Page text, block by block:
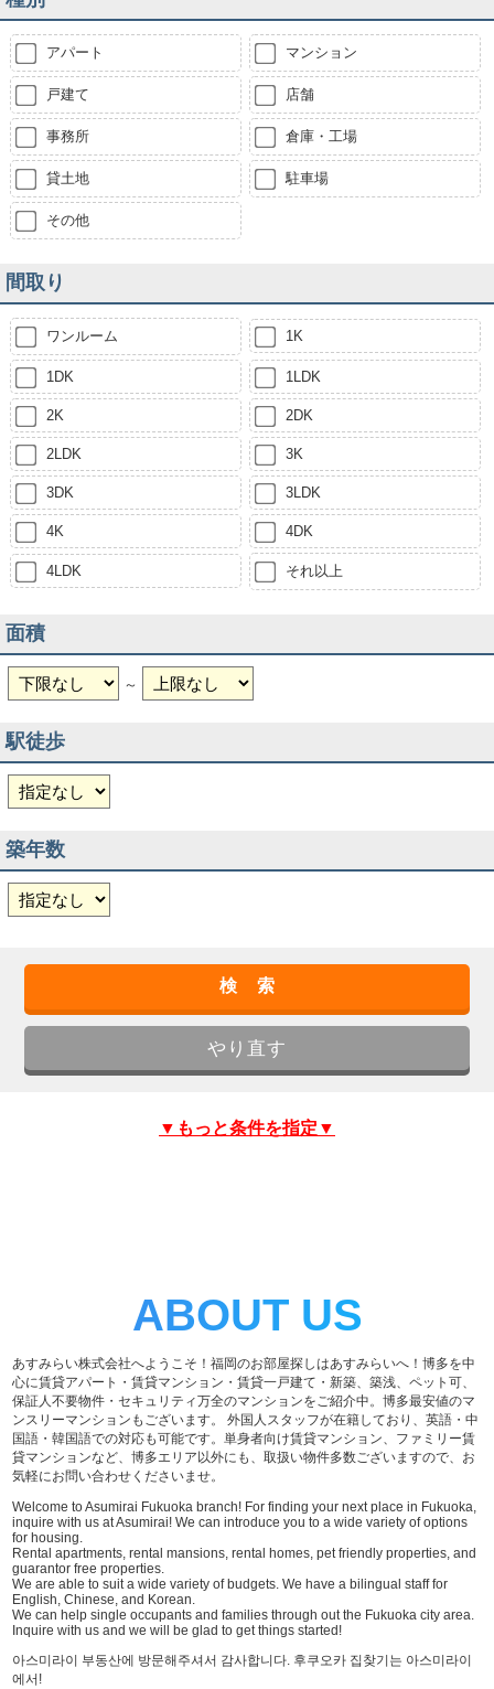
アパート マンション
戸建て 店舗
事務所 倉庫・工場
貸土地 駐車場
その他
間取り
ワンルーム 1K
1DK 1LDK
2K 2DK
2LDK 3K
3DK 3LDK
4K 4DK
4LDK それ以上
面積
～
駅徒歩
築年数
▼もっと条件を指定▼
ABOUT US
あすみらい株式会社へようこそ！福岡のお部屋探しはあすみらいへ！博多を中
心に賃貸アパート・賃貸マンション・賃貸一戸建て・新築、築浅、ペット可、
保証人不要物件・セキュリティ万全のマンションをご紹介中。博多最安値のマ
ンスリーマンションもございます。 外国人スタッフが在籍しており、英語・中
国語・韓国語での対応も可能です。単身者向け賃貸マンション、ファミリー賃
貸マンションなど、博多エリア以外にも、取扱い物件多数ございますので、お
気軽にお問い合わせくださいませ。
Welcome to Asumirai Fukuoka branch! For finding your next place in Fukuoka,
inquire with us at Asumirai! We can introduce you to a wide variety of options
for housing.
Rental apartments, rental mansions, rental homes, pet friendly properties, and
guarantor free properties.
We are able to suit a wide variety of budgets. We have a bilingual staff for
English, Chinese, and Korean.
We can help single occupants and families through out the Fukuoka city area.
Inquire with us and we will be glad to get things started!
아스미라이 부동산에 방문해주셔서 감사합니다. 후쿠오카 집찾기는 아스미라이
에서!